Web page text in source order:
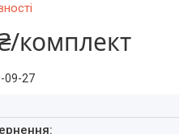
комплект
09-27